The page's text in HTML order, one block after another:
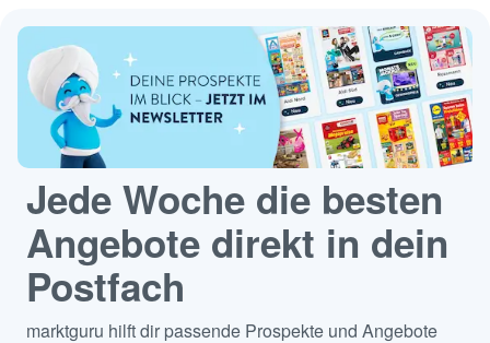
Jede Woche die besten
Angebote direkt in dein
Postfach
marktguru hilft dir passende Prospekte und Angebote